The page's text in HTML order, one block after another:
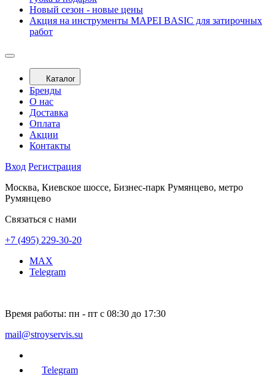
Новый сезон - новые цены
Акция на инструменты MAPEI BASIC для затирочных
работ
Каталог
Бренды
О нас
Доставка
Оплата
Акции
Контакты
Вход Регистрация
Москва, Киевское шоссе, Бизнес-парк Румянцево, метро
Румянцево
Связаться с нами
+7 (495) 229-30-20
MAX
Telegram
Время работы: пн - пт с 08:30 до 17:30
mail@stroyservis.su
Telegram